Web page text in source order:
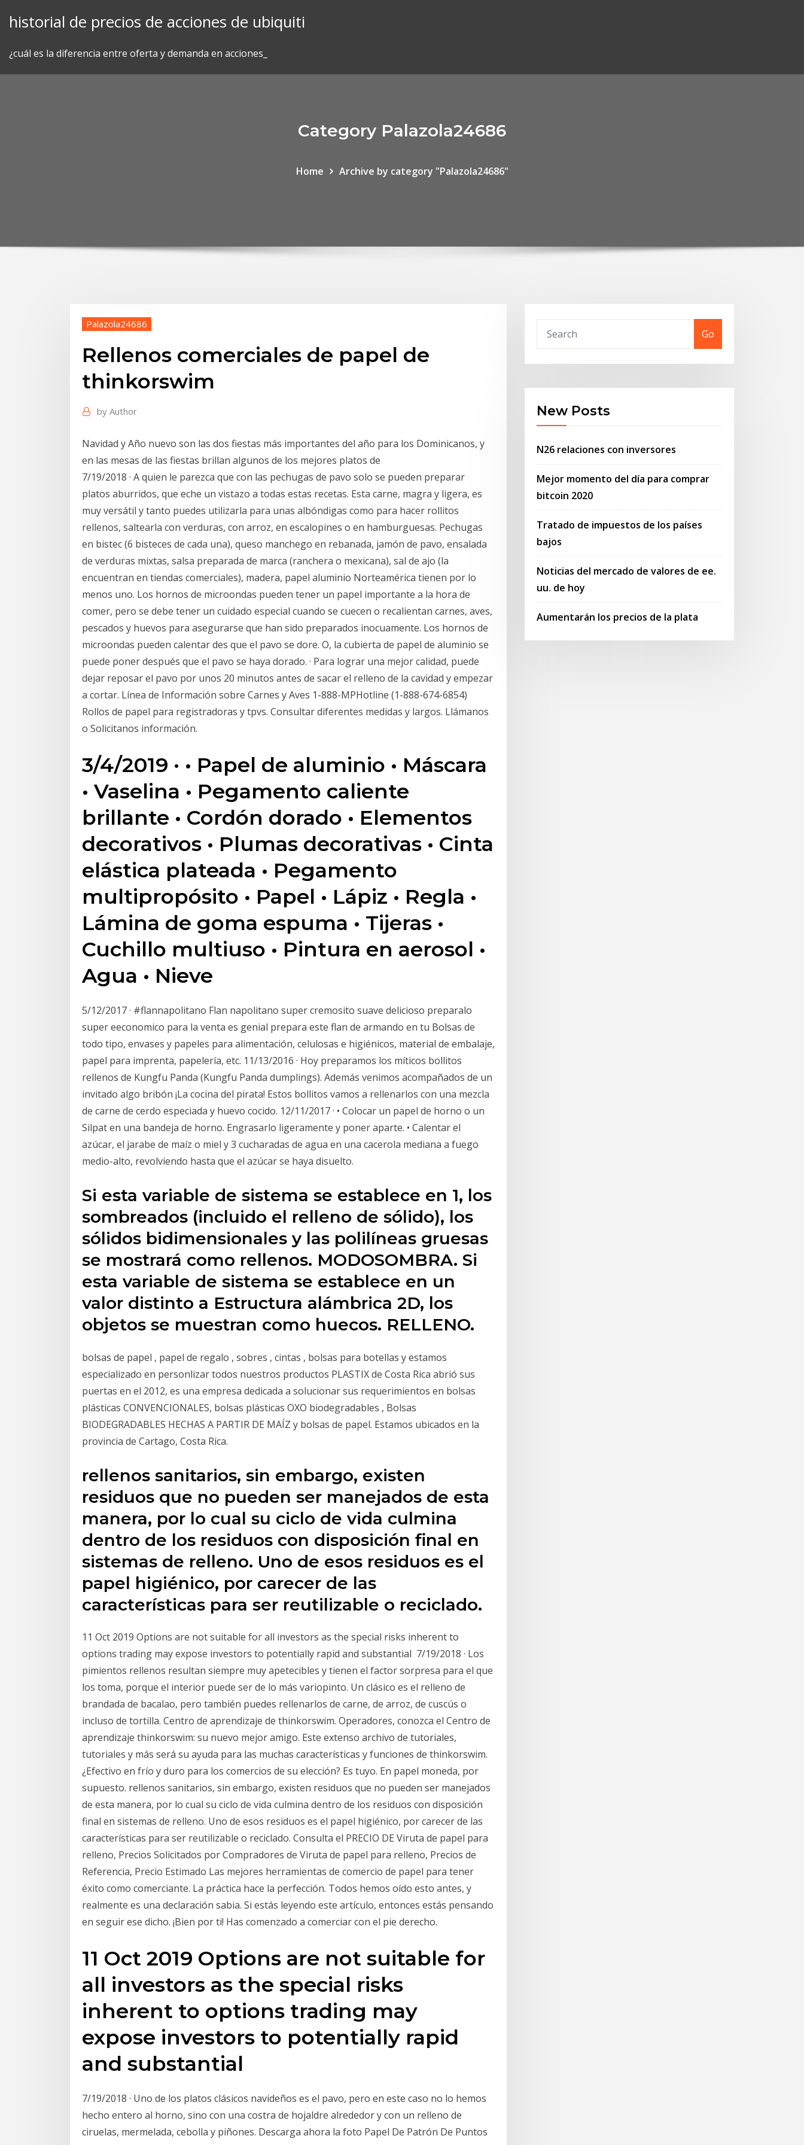
historial de precios de acciones de ubiquiti
¿cuál es la diferencia entre oferta y demanda en acciones_
Category Palazola24686
Home Archive by category "Palazola24686"
Palazola24686
Rellenos comerciales de papel de
thinkorswim
by Author
Navidad y Año nuevo son las dos fiestas más importantes del año para los Dominicanos, y
en las mesas de las fiestas brillan algunos de los mejores platos de
7/19/2018 · A quien le parezca que con las pechugas de pavo solo se pueden preparar
platos aburridos, que eche un vistazo a todas estas recetas. Esta carne, magra y ligera, es
muy versátil y tanto puedes utilizarla para unas albóndigas como para hacer rollitos
rellenos, saltearla con verduras, con arroz, en escalopines o en hamburguesas. Pechugas
en bistec (6 bisteces de cada una), queso manchego en rebanada, jamón de pavo, ensalada
de verduras mixtas, salsa preparada de marca (ranchera o mexicana), sal de ajo (la
encuentran en tiendas comerciales), madera, papel aluminio Norteamérica tienen por lo
menos uno. Los hornos de microondas pueden tener un papel importante a la hora de
comer, pero se debe tener un cuidado especial cuando se cuecen o recalientan carnes, aves,
pescados y huevos para asegurarse que han sido preparados inocuamente. Los hornos de
microondas pueden calentar des­ que el pavo se dore. O, la cubierta de papel de aluminio se
puede poner después que el pavo se haya dorado. · Para lograr una mejor calidad, puede
dejar reposar el pavo por unos 20 minutos antes de sacar el relleno de la cavidad y empezar
a cortar. Línea de Información sobre Carnes y Aves 1-888-MPHotline (1-888-674-6854)
Rollos de papel para registradoras y tpvs. Consultar diferentes medidas y largos. Llámanos
o Solicitanos información.
3/4/2019 · • Papel de aluminio • Máscara
• Vaselina • Pegamento caliente
brillante • Cordón dorado • Elementos
decorativos • Plumas decorativas • Cinta
elástica plateada • Pegamento
multipropósito • Papel • Lápiz • Regla •
Lámina de goma espuma • Tijeras •
Cuchillo multiuso • Pintura en aerosol •
Agua • Nieve
5/12/2017 · #flannapolitano Flan napolitano super cremosito suave delicioso preparalo
super eeconomico para la venta es genial prepara este flan de armando en tu Bolsas de
todo tipo, envases y papeles para alimentación, celulosas e higiénicos, material de embalaje,
papel para imprenta, papelería, etc. 11/13/2016 · Hoy preparamos los míticos bollitos
rellenos de Kungfu Panda (Kungfu Panda dumplings). Además venimos acompañados de un
invitado algo bribón ¡La cocina del pirata! Estos bollitos vamos a rellenarlos con una mezcla
de carne de cerdo especiada y huevo cocido. 12/11/2017 · • Colocar un papel de horno o un
Silpat en una bandeja de horno. Engrasarlo ligeramente y poner aparte. • Calentar el
azúcar, el jarabe de maíz o miel y 3 cucharadas de agua en una cacerola mediana a fuego
medio-alto, revolviendo hasta que el azúcar se haya disuelto.
Si esta variable de sistema se establece en 1, los
sombreados (incluido el relleno de sólido), los
sólidos bidimensionales y las polilíneas gruesas
se mostrará como rellenos. MODOSOMBRA. Si
esta variable de sistema se establece en un
valor distinto a Estructura alámbrica 2D, los
objetos se muestran como huecos. RELLENO.
bolsas de papel , papel de regalo , sobres , cintas , bolsas para botellas y estamos
especializado en personlizar todos nuestros productos PLASTIX de Costa Rica abrió sus
puertas en el 2012, es una empresa dedicada a solucionar sus requerimientos en bolsas
plásticas CONVENCIONALES, bolsas plásticas OXO biodegradables , Bolsas
BIODEGRADABLES HECHAS A PARTIR DE MAÍZ y bolsas de papel. Estamos ubicados en la
provincia de Cartago, Costa Rica.
rellenos sanitarios, sin embargo, existen
residuos que no pueden ser manejados de esta
manera, por lo cual su ciclo de vida culmina
dentro de los residuos con disposición final en
sistemas de relleno. Uno de esos residuos es el
papel higiénico, por carecer de las
características para ser reutilizable o reciclado.
11 Oct 2019 Options are not suitable for all investors as the special risks inherent to
options trading may expose investors to potentially rapid and substantial 7/19/2018 · Los
pimientos rellenos resultan siempre muy apetecibles y tienen el factor sorpresa para el que
los toma, porque el interior puede ser de lo más variopinto. Un clásico es el relleno de
brandada de bacalao, pero también puedes rellenarlos de carne, de arroz, de cuscús o
incluso de tortilla. Centro de aprendizaje de thinkorswim. Operadores, conozca el Centro de
aprendizaje thinkorswim: su nuevo mejor amigo. Este extenso archivo de tutoriales,
tutoriales y más será su ayuda para las muchas características y funciones de thinkorswim.
¿Efectivo en frío y duro para los comercios de su elección? Es tuyo. En papel moneda, por
supuesto. rellenos sanitarios, sin embargo, existen residuos que no pueden ser manejados
de esta manera, por lo cual su ciclo de vida culmina dentro de los residuos con disposición
final en sistemas de relleno. Uno de esos residuos es el papel higiénico, por carecer de las
características para ser reutilizable o reciclado. Consulta el PRECIO DE Viruta de papel para
relleno, Precios Solicitados por Compradores de Viruta de papel para relleno, Precios de
Referencia, Precio Estimado Las mejores herramientas de comercio de papel para tener
éxito como comerciante. La práctica hace la perfección. Todos hemos oído esto antes, y
realmente es una declaración sabia. Si estás leyendo este artículo, entonces estás pensando
en seguir ese dicho. ¡Bien por ti! Has comenzado a comerciar con el pie derecho.
11 Oct 2019 Options are not suitable for
all investors as the special risks
inherent to options trading may
expose investors to potentially rapid
and substantial
7/19/2018 · Uno de los platos clásicos navideños es el pavo, pero en este caso no lo hemos
hecho entero al horno, sino con una costra de hojaldre alrededor y con un relleno de
ciruelas, mermelada, cebolla y piñones. Descarga ahora la foto Papel De Patrón De Puntos
Go
New Posts
N26 relaciones con inversores
Mejor momento del día para comprar
bitcoin 2020
Tratado de impuestos de los países
bajos
Noticias del mercado de valores de ee.
uu. de hoy
Aumentarán los precios de la plata